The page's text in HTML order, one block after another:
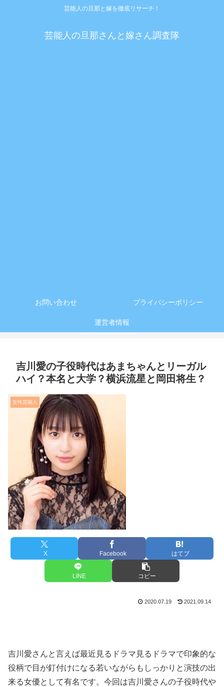
芸能人の旦那と嫁を徹底リサーチ！
芸能人の旦那さんと嫁さん調査隊
お問い合わせ プライバシーポリシー
運営者情報
吉川愛の子役時代はあまちゃんとリーガル
ハイ？本名と大学？横浜流星と岡田将生？
女性芸能人
X Facebook はてブ
LINE コピー
2020.07.19 2021.09.14
吉川愛さんと言えば最近見るドラマ見るドラマで印象的な
役柄で目が釘付けになる若いながらもしっかりと演技の出
来る女優として有名です。今回は吉川愛さんの子役時代や